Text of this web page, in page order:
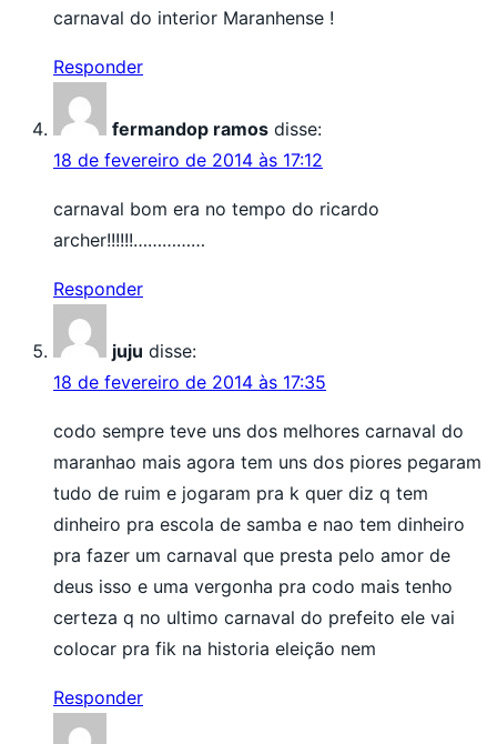
carnaval do interior Maranhense !
Responder
fermandop ramos disse:
18 de fevereiro de 2014 às 17:12
carnaval bom era no tempo do ricardo
archer!!!!!!……………
Responder
juju disse:
18 de fevereiro de 2014 às 17:35
codo sempre teve uns dos melhores carnaval do
maranhao mais agora tem uns dos piores pegaram
tudo de ruim e jogaram pra k quer diz q tem
dinheiro pra escola de samba e nao tem dinheiro
pra fazer um carnaval que presta pelo amor de
deus isso e uma vergonha pra codo mais tenho
certeza q no ultimo carnaval do prefeito ele vai
colocar pra fik na historia eleição nem
Responder